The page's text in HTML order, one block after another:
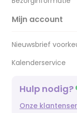
Mijn account
Nieuwsbrief
Kalenderservice
Hulp nodig?
Onze